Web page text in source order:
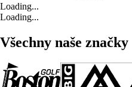
Loading...
Loading...
Všechny naše značky